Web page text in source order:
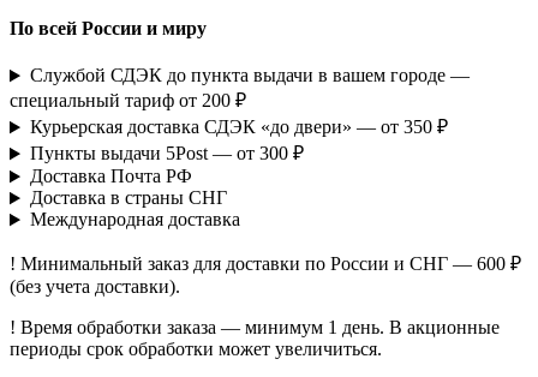
По всей России и миру
Службой СДЭК до пункта выдачи в вашем городе —
специальный тариф от 200 ₽
Курьерская доставка СДЭК «до двери» — от 350 ₽
Пункты выдачи 5Post — от 300 ₽
Доставка Почта РФ
Доставка в страны СНГ
Международная доставка
! Минимальный заказ для доставки по России и СНГ — 600 ₽
(без учета доставки).
! Время обработки заказа — минимум 1 день. В акционные
периоды срок обработки может увеличиться.